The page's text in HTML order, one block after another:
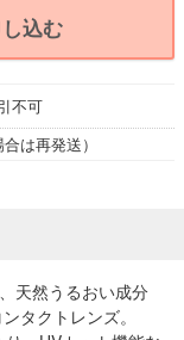
込む
不可
は再発送）
天然うるおい成分
タクトレンズ。